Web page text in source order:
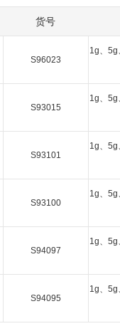
货号
S96023
1g、
S93015
1g、
S93101
1g、
S93100
1g、
S94097
1g、
S94095
1g、